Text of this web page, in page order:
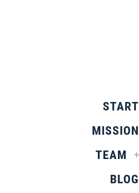
START
MISSION
TEAM
BLOG